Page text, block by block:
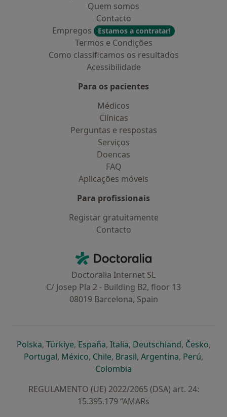
Quem somos
Contacto
Empregos
Estamos a contratar!
Termos e Condições
Como classificamos os resultados
Acessibilidade
Para os pacientes
Médicos
Clínicas
Perguntas e respostas
Serviços
Doencas
FAQ
Aplicações móveis
Para profissionais
Registar gratuitamente
Contacto
Doctoralia - Homepage
Doctoralia Internet SL
C/ Josep Pla 2 - Building B2, floor 13
08019 Barcelona, Spain
Polskaabre num novo separador
, Türkiyeabre num novo separador
, Españaabre num novo separador
, Italiaabre num novo
, Deutschlandabre num
, Česko,
Portugalabre num novo separador
, Méxicoabre num novo separador
, Chileabre num novo separador
, Brasilabre num novo
, Argentinaabre num
, Perúabre
,
Colombia
REGULAMENTO (UE) 2022/2065 (DSA) art. 24:
15.395.179 “AMARs